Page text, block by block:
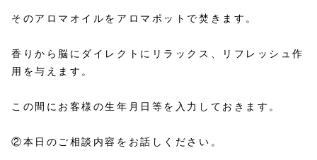
そのアロマオイルをアロマポットで焚きます。
香りから脳にダイレクトにリラックス、リフレッシュ作
用を与えます。
この間にお客様の生年月日等を入力しておきます。
②本日のご相談内容をお話しください。